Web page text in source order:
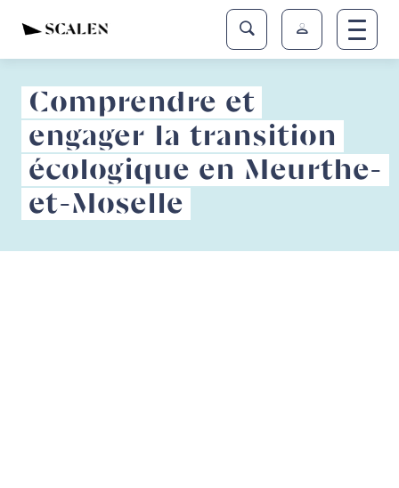
Comprendre et
engager la transition
écologique en Meurthe-
et-Moselle